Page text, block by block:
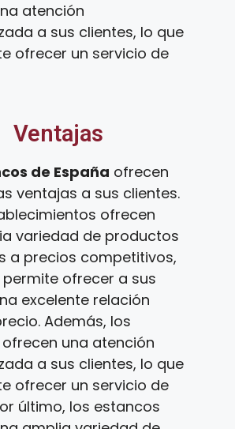
atención
a sus clientes, lo que
ofrecer un servicio de
Ventajas
de España ofrecen
ventajas a sus clientes.
ofrecen
variedad de productos
a precios competitivos,
permite ofrecer a sus
excelente relación
Además, los
una atención
a sus clientes, lo que
ofrecer un servicio de
último, los estancos